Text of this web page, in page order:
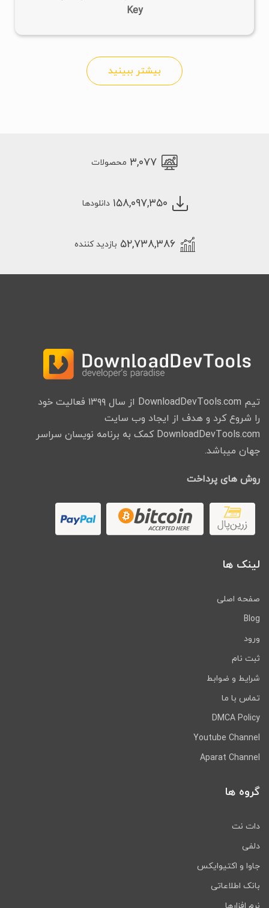
Key
بیشتر ببینید
۳,۰۷۷ محصولات
۱۵۸,۰۹۷,۳۵۰ دانلودها
۵۲,۷۳۸,۳۸۶ بازدید کننده
تیم DownloadDevTools.com از سال ۱۳۹۹ فعالیت خود
را شروع کرد و هدف از ایجاد وب سایت
DownloadDevTools.com کمک به برنامه نویسان سراسر
جهان میباشد.
روش های پرداخت
لینک ها
صفحه اصلی
Blog
ورود
ثبت نام
شرایط و ضوابط
تماس با ما
DMCA Policy
Youtube Channel
Aparat Channel
گروه ها
دات نت
دلفی
جاوا و اکتیوایکس
بانک اطلاعاتی
نرم افزارها